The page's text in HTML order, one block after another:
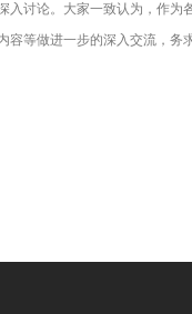
入讨论。大家一致认为，作
容等做进一步的深入交流，务